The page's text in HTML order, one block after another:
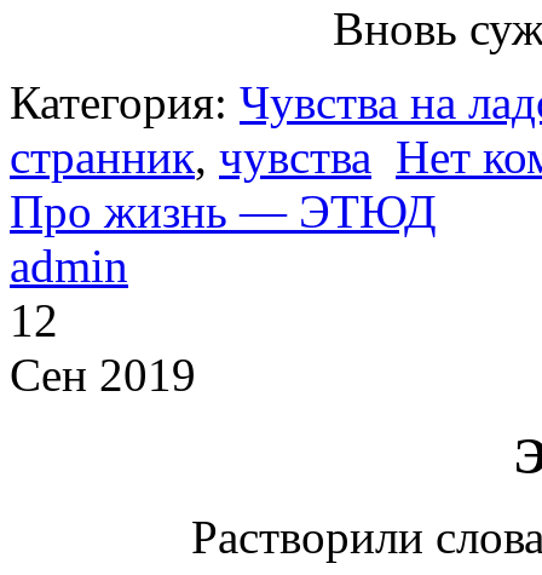
Вновь
Категория: Чувства на
странник, чувства Нет
Про жизнь — ЭТЮД
admin
12
Сен 2019
Растворили